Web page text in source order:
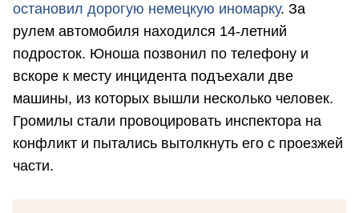
остановил дорогую немецкую иномарку. За
рулем автомобиля находился 14-летний
подросток. Юноша позвонил по телефону и
вскоре к месту инцидента подъехали две
машины, из которых вышли несколько человек.
Громилы стали провоцировать инспектора на
конфликт и пытались вытолкнуть его с проезжей
части.